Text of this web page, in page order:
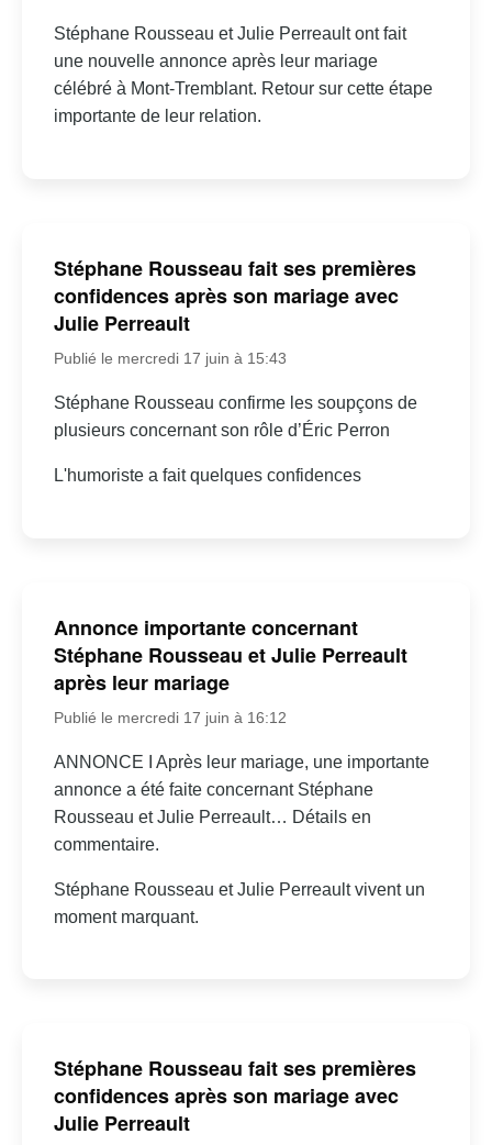
Stéphane Rousseau et Julie Perreault ont fait
une nouvelle annonce après leur mariage
célébré à Mont-Tremblant. Retour sur cette étape
importante de leur relation.
Stéphane Rousseau fait ses premières
confidences après son mariage avec
Julie Perreault
Publié le mercredi 17 juin à 15:43
Stéphane Rousseau confirme les soupçons de
plusieurs concernant son rôle d’Éric Perron
L'humoriste a fait quelques confidences
Annonce importante concernant
Stéphane Rousseau et Julie Perreault
après leur mariage
Publié le mercredi 17 juin à 16:12
ANNONCE I Après leur mariage, une importante
annonce a été faite concernant Stéphane
Rousseau et Julie Perreault… Détails en
commentaire.
Stéphane Rousseau et Julie Perreault vivent un
moment marquant.
Stéphane Rousseau fait ses premières
confidences après son mariage avec
Julie Perreault